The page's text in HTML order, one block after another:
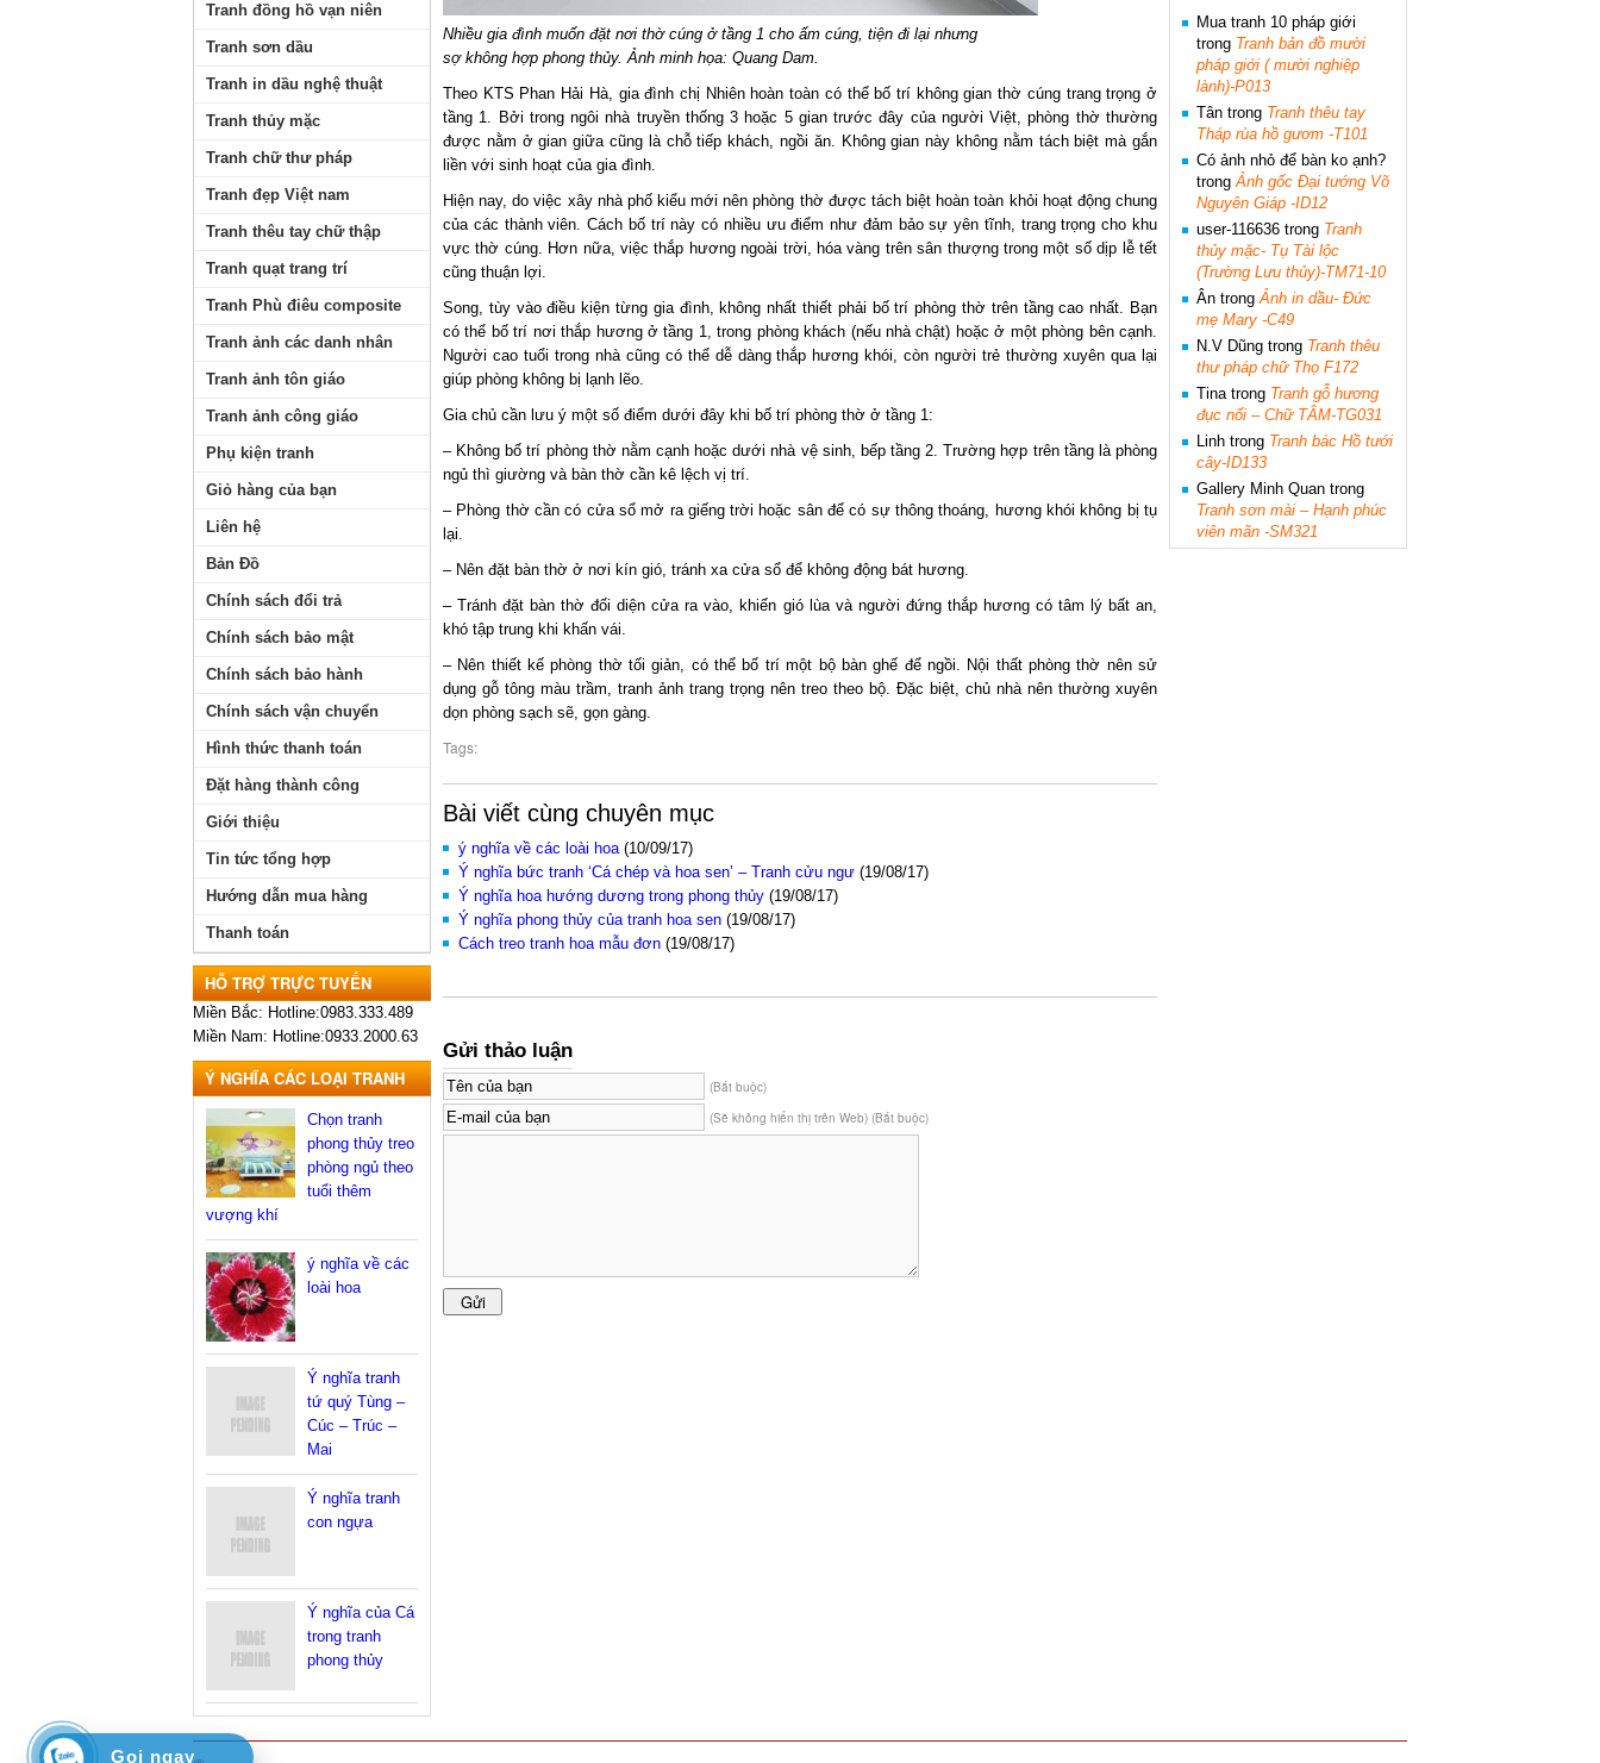
Nhiều gia đình muốn đặt nơi thờ cúng ở tầng 1 cho ấm cúng, tiện đi lại nhưng
sợ không hợp phong thủy. Ảnh minh họa: Quang Dam.
Theo KTS Phan Hải Hà, gia đình chị Nhiên hoàn toàn có thể bố trí không gian thờ cúng trang trọng ở
tầng 1. Bởi trong ngôi nhà truyền thống 3 hoặc 5 gian trước đây của người Việt, phòng thờ thường
được nằm ở gian giữa cũng là chỗ tiếp khách, ngồi ăn. Không gian này không nằm tách biệt mà gắn
liền với sinh hoạt của gia đình.
Hiện nay, do việc xây nhà phố kiểu mới nên phòng thờ được tách biệt hoàn toàn khỏi hoạt động chung
của các thành viên. Cách bố trí này có nhiều ưu điểm như đảm bảo sự yên tĩnh, trang trọng cho khu
vực thờ cúng. Hơn nữa, việc thắp hương ngoài trời, hóa vàng trên sân thượng trong một số dịp lễ tết
cũng thuận lợi.
Song, tùy vào điều kiện từng gia đình, không nhất thiết phải bố trí phòng thờ trên tầng cao nhất. Bạn
có thể bố trí nơi thắp hương ở tầng 1, trong phòng khách (nếu nhà chật) hoặc ở một phòng bên cạnh.
Người cao tuổi trong nhà cũng có thể dễ dàng thắp hương khói, còn người trẻ thường xuyên qua lại
giúp phòng không bị lạnh lẽo.
Gia chủ cần lưu ý một số điểm dưới đây khi bố trí phòng thờ ở tầng 1:
– Không bố trí phòng thờ nằm cạnh hoặc dưới nhà vệ sinh, bếp tầng 2. Trường hợp trên tầng là phòng
ngủ thì giường và bàn thờ cần kê lệch vị trí.
– Phòng thờ cần có cửa sổ mở ra giếng trời hoặc sân để có sự thông thoáng, hương khói không bị tụ
lại.
– Nên đặt bàn thờ ở nơi kín gió, tránh xa cửa sổ để không động bát hương.
– Tránh đặt bàn thờ đối diện cửa ra vào, khiến gió lùa và người đứng thắp hương có tâm lý bất an,
khó tập trung khi khấn vái.
– Nên thiết kế phòng thờ tối giản, có thể bố trí một bộ bàn ghế để ngồi. Nội thất phòng thờ nên sử
dụng gỗ tông màu trầm, tranh ảnh trang trọng nên treo theo bộ. Đặc biệt, chủ nhà nên thường xuyên
dọn phòng sạch sẽ, gọn gàng.
Tags:
Bài viết cùng chuyên mục
ý nghĩa về các loài hoa(10/09/17)
Ý nghĩa bức tranh ‘Cá chép và hoa sen’ – Tranh cửu ngư (19/08/17)
Ý nghĩa hoa hướng dương trong phong thủy (19/08/17)
Ý nghĩa phong thủy của tranh hoa sen (19/08/17)
Cách treo tranh hoa mẫu đơn (19/08/17)
Gửi thảo luận
(Bắt buộc)
(Sẽ không hiển thị trên Web) (Bắt buộc)
Mua tranh 10 pháp giới
trong Tranh bản đồ mười
pháp giới ( mười nghiệp
lành)-P013
Tân trong Tranh thêu tay
Tháp rùa hồ gươm -T101
Có ảnh nhỏ để bàn ko ạnh?
trongẢnh gốc Đại tướng Võ
Nguyên Giáp -ID12
user-116636 trong Tranh
thủy mặc- Tụ Tài lộc
(Trường Lưu thủy)-TM71-10
Ân trongẢnh in dầu- Đức
mẹ Mary -C49
N.V Dũng trong Tranh thêu
thư pháp chữ Thọ F172
Tinatrong Tranh gỗ hương
đục nổi – Chữ TÂM-TG031
Linh trong Tranh bác Hồ tưới
cây-ID133
Gallery Minh Quan trong
Tranh sơn mài – Hạnh phúc
viên mãn -SM321
Tranh đồng hồ vạn niên
Tranh sơn dầu
Tranh in dầu nghệ thuật
Tranh thủy mặc
Tranh chữ thư pháp
Tranh đẹp Việt nam
Tranh thêu tay chữ thập
Tranh quạt trang trí
Tranh Phù điêu composite
Tranh ảnh các danh nhân
Tranh ảnh tôn giáo
Tranh ảnh công giáo
Phụ kiện tranh
Giỏ hàng của bạn
Liên hệ
Bản Đồ
Chính sách đổi trả
Chính sách bảo mật
Chính sách bảo hành
Chính sách vận chuyển
Hình thức thanh toán
Đặt hàng thành công
Giới thiệu
Tin tức tổng hợp
Hướng dẫn mua hàng
Thanh toán
HỖ TRỢ TRỰC TUYẾN
Miền Bắc: Hotline:0983.333.489
Miền Nam: Hotline:0933.2000.63
Ý NGHĨA CÁC LOẠI TRANH
Chọn tranh
phong thủy treo
phòng ngủ theo
tuổi thêm
vượng khí
ý nghĩa về các
loài hoa
Ý nghĩa tranh
tứ quý Tùng –
Cúc – Trúc –
Mai
Ý nghĩa tranh
con ngựa
Ý nghĩa của Cá
trong tranh
phong thủy
Gọi ngay